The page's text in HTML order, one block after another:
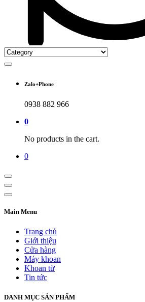
Zalo+Phone
0938 882 966
0
No products in the cart.
0
Main Menu
Trang chủ
Giới thiệu
Cửa hàng
Máy khoan
Khoan từ
Tin tức
DANH MỤC SẢN PHẨM